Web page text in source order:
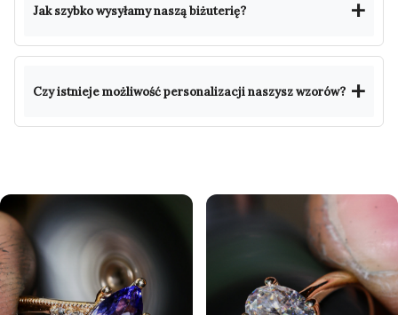
Jak szybko wysyłamy naszą biżuterię?
Czy istnieje możliwość personalizacji naszysz wzorów?